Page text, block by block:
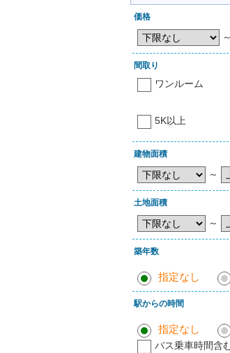
価格
～
間取り
ワンルーム
5K以上
建物面積
～
土地面積
～
築年数
指定なし
駅からの時間
指定なし
バス乗車時間含